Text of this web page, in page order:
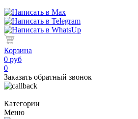
Корзина
0 руб
0
Заказать обратный звонок
Категории
Меню